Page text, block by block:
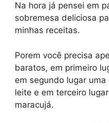
Na hora já pensei em
sobremesa deliciosa
minhas receitas.
Porem você precisa
baratos, em primeiro
em segundo lugar
leite e em terceiro
maracujá.